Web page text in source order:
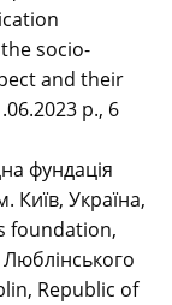
socio-
and their
р., 6
фундація
Київ, Україна,
foundation,
Люблінського
Republic of